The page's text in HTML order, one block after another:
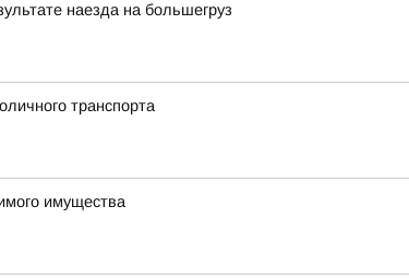
наезда на большегруз
транспорта
имущества